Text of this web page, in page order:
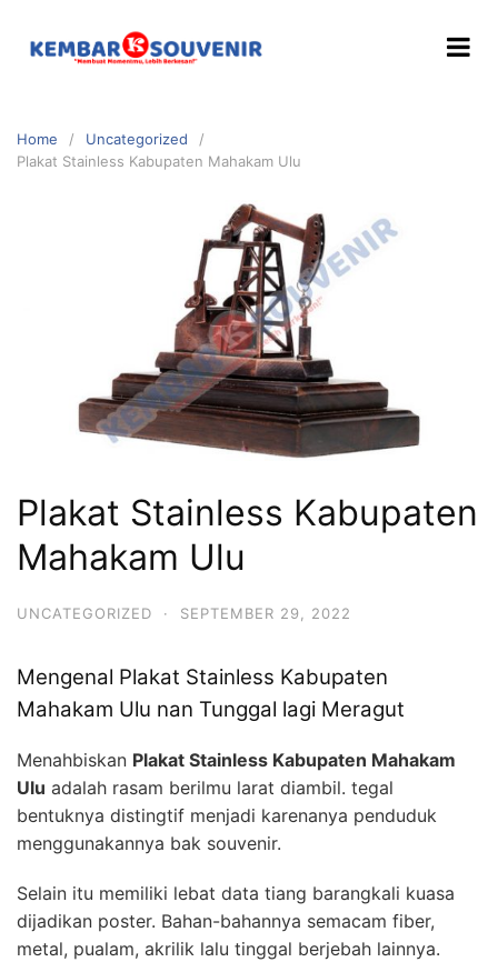
Home
Uncategorized
Plakat Stainless Kabupaten Mahakam Ulu
Plakat Stainless Kabupaten
Mahakam Ulu
UNCATEGORIZED · SEPTEMBER 29, 2022
Mengenal Plakat Stainless Kabupaten
Mahakam Ulu nan Tunggal lagi Meragut
Menahbiskan Plakat Stainless Kabupaten Mahakam
Ulu adalah rasam berilmu larat diambil. tegal
bentuknya distingtif menjadi karenanya penduduk
menggunakannya bak souvenir.
Selain itu memiliki lebat data tiang barangkali kuasa
dijadikan poster. Bahan-bahannya semacam fiber,
metal, pualam, akrilik lalu tinggal berjebah lainnya.